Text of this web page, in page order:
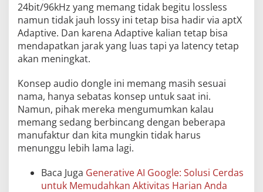
24bit/96kHz yang memang tidak begitu lossless
namun tidak jauh lossy ini tetap bisa hadir via aptX
Adaptive. Dan karena Adaptive kalian tetap bisa
mendapatkan jarak yang luas tapi ya latency tetap
akan meningkat.
Konsep audio dongle ini memang masih sesuai
nama, hanya sebatas konsep untuk saat ini.
Namun, pihak mereka mengumumkan kalau
memang sedang berbincang dengan beberapa
manufaktur dan kita mungkin tidak harus
menunggu lebih lama lagi.
Baca Juga Generative AI Google: Solusi Cerdas
untuk Memudahkan Aktivitas Harian Anda